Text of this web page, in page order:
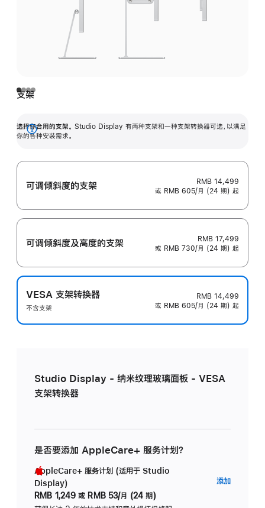
支架
选择你合用的支架。 Studio Display 有两种支架和一种支架转换器可选，以满足
你的各种安装需求。
展
可调倾斜度的支架
RMB 14,499
或 RMB 605/月 (24 期) 起
可调倾斜度及高‍度的支‍架
RMB 17,499
或 RMB 730/月 (24 期) 起
VESA 支架转换器
不含支架
RMB 14,499
或 RMB 605/月 (24 期) 起
Studio Display - 纳米纹理玻璃面板 - VESA
支架转换器
是否要添加 AppleCare+ 服务计划？
AppleCare+ 服务计划 (适用于 Studio
Display)
RMB 1,249 或 RMB 53/月 (24 期)
添加